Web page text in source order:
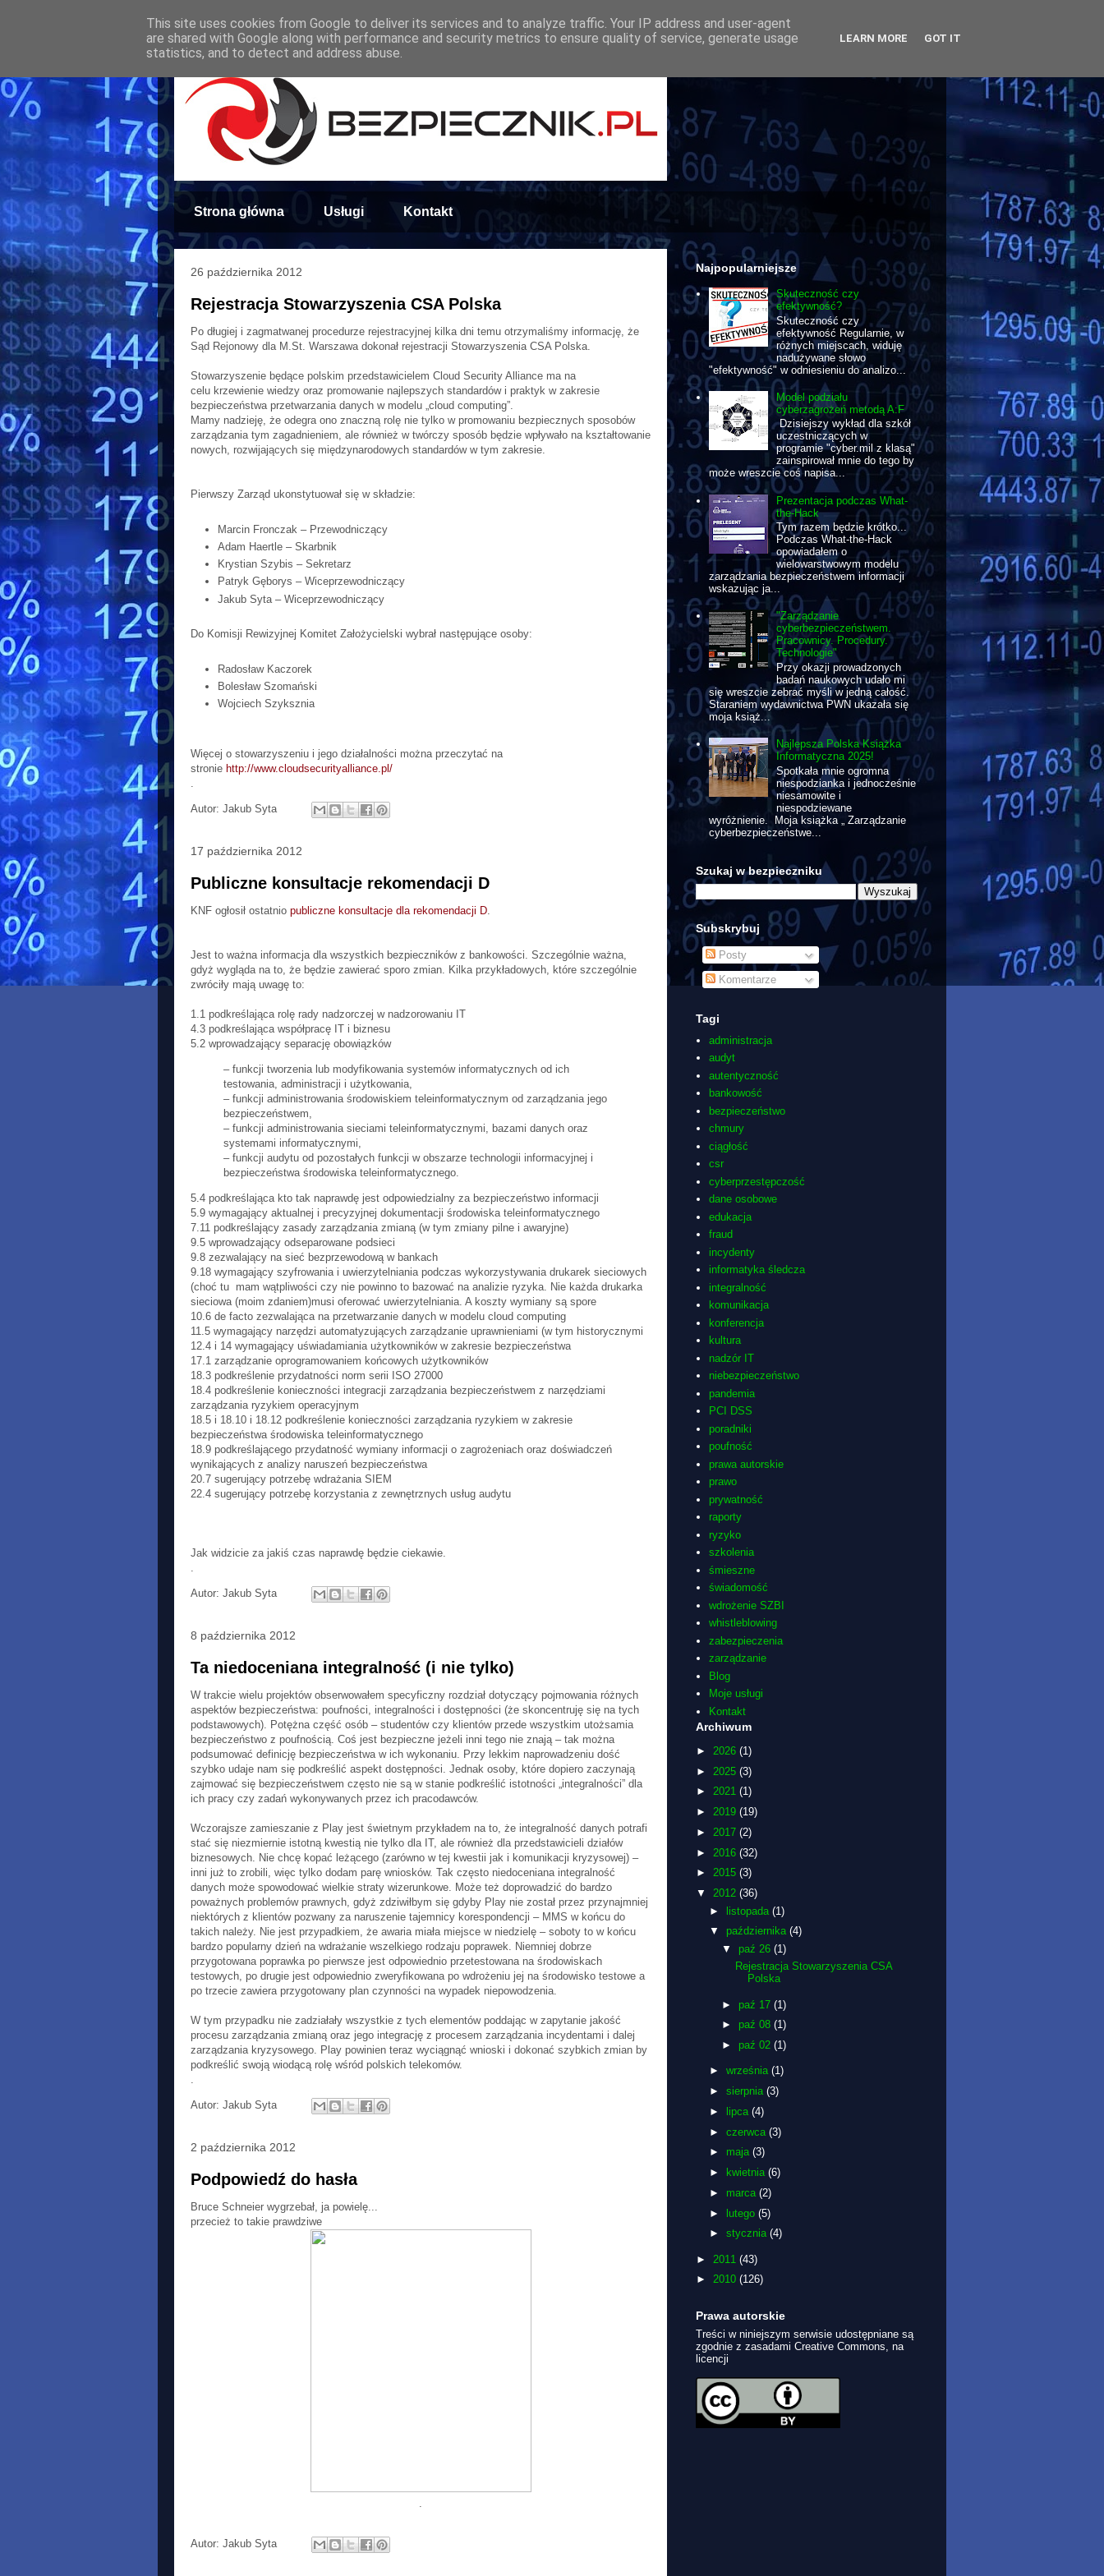
Strona główna Usługi Kontakt
26 października 2012
Rejestracja Stowarzyszenia CSA Polska
Po długiej i zagmatwanej procedurze rejestracyjnej kilka dni temu otrzymaliśmy informację, że
Sąd Rejonowy dla M.St. Warszawa dokonał rejestracji Stowarzyszenia CSA Polska.
Stowarzyszenie będące polskim przedstawicielem Cloud Security Alliance ma na
celu krzewienie wiedzy oraz promowanie najlepszych standardów i praktyk w zakresie
bezpieczeństwa przetwarzania danych w modelu „cloud computing”.
Mamy nadzieję, że odegra ono znaczną rolę nie tylko w promowaniu bezpiecznych sposobów
zarządzania tym zagadnieniem, ale również w twórczy sposób będzie wpływało na kształtowanie
nowych, rozwijających się międzynarodowych standardów w tym zakresie.
Pierwszy Zarząd ukonstytuował się w składzie:
Marcin Fronczak – Przewodniczący
Adam Haertle – Skarbnik
Krystian Szybis – Sekretarz
Patryk Gęborys – Wiceprzewodniczący
Jakub Syta – Wiceprzewodniczący
Do Komisji Rewizyjnej Komitet Założycielski wybrał następujące osoby:
Radosław Kaczorek
Bolesław Szomański
Wojciech Szyksznia
Więcej o stowarzyszeniu i jego działalności można przeczytać na
stronie http://www.cloudsecurityalliance.pl/
Autor: Jakub Syta
17 października 2012
Publiczne konsultacje rekomendacji D
KNF ogłosił ostatnio publiczne konsultacje dla rekomendacji D
Jest to ważna informacja dla wszystkich bezpieczników z bankowości. Szczególnie ważna,
gdyż wygląda na to, że będzie zawierać sporo zmian. Kilka przykładowych, które szczególnie
zwróciły mają uwagę to:
1.1 podkreślająca rolę rady nadzorczej w nadzorowaniu IT
4.3 podkreślająca współpracę IT i biznesu
5.2 wprowadzający separację obowiązków
– funkcji tworzenia lub modyfikowania systemów informatycznych od ich
testowania, administracji i użytkowania,
– funkcji administrowania środowiskiem teleinformatycznym od zarządzania jego
bezpieczeństwem,
– funkcji administrowania sieciami teleinformatycznymi, bazami danych oraz
systemami informatycznymi,
– funkcji audytu od pozostałych funkcji w obszarze technologii informacyjnej i
bezpieczeństwa środowiska teleinformatycznego.
5.4 podkreślająca kto tak naprawdę jest odpowiedzialny za bezpieczeństwo informacji
5.9 wymagający aktualnej i precyzyjnej dokumentacji środowiska teleinformatycznego
7.11 podkreślający zasady zarządzania zmianą (w tym zmiany pilne i awaryjne)
9.5 wprowadzający odseparowane podsieci
9.8 zezwalający na sieć bezprzewodową w bankach
9.18 wymagający szyfrowania i uwierzytelniania podczas wykorzystywania drukarek sieciowych
(choć tu mam wątpliwości czy nie powinno to bazować na analizie ryzyka. Nie każda drukarka
sieciowa (moim zdaniem)musi oferować uwierzytelniania. A koszty wymiany są spore
10.6 de facto zezwalająca na przetwarzanie danych w modelu cloud computing
11.5 wymagający narzędzi automatyzujących zarządzanie uprawnieniami (w tym historycznymi
12.4 i 14 wymagający uświadamiania użytkowników w zakresie bezpieczeństwa
17.1 zarządzanie oprogramowaniem końcowych użytkowników
18.3 podkreślenie przydatności norm serii ISO 27000
18.4 podkreślenie konieczności integracji zarządzania bezpieczeństwem z narzędziami
zarządzania ryzykiem operacyjnym
18.5 i 18.10 i 18.12 podkreślenie konieczności zarządzania ryzykiem w zakresie
bezpieczeństwa środowiska teleinformatycznego
18.9 podkreślającego przydatność wymiany informacji o zagrożeniach oraz doświadczeń
wynikających z analizy naruszeń bezpieczeństwa
20.7 sugerujący potrzebę wdrażania SIEM
22.4 sugerujący potrzebę korzystania z zewnętrznych usług audytu
Jak widzicie za jakiś czas naprawdę będzie ciekawie.
Autor: Jakub Syta
8 października 2012
Ta niedoceniana integralność (i nie tylko)
W trakcie wielu projektów obserwowałem specyficzny rozdział dotyczący pojmowania różnych
aspektów bezpieczeństwa: poufności, integralności i dostępności (że skoncentruję się na tych
podstawowych). Potężna część osób – studentów czy klientów przede wszystkim utożsamia
bezpieczeństwo z poufnością. Coś jest bezpieczne jeżeli inni tego nie znają – tak można
podsumować definicję bezpieczeństwa w ich wykonaniu. Przy lekkim naprowadzeniu dość
szybko udaje nam się podkreślić aspekt dostępności. Jednak osoby, które dopiero zaczynają
zajmować się bezpieczeństwem często nie są w stanie podkreślić istotności „integralności” dla
ich pracy czy zadań wykonywanych przez ich pracodawców.
Wczorajsze zamieszanie z Play jest świetnym przykładem na to, że integralność danych potrafi
stać się niezmiernie istotną kwestią nie tylko dla IT, ale również dla przedstawicieli działów
biznesowych. Nie chcę kopać leżącego (zarówno w tej kwestii jak i komunikacji kryzysowej) –
inni już to zrobili, więc tylko dodam parę wniosków. Tak często niedoceniana integralność
danych może spowodować wielkie straty wizerunkowe. Może też doprowadzić do bardzo
poważnych problemów prawnych, gdyż zdziwiłbym się gdyby Play nie został przez przynajmniej
niektórych z klientów pozwany za naruszenie tajemnicy korespondencji – MMS w końcu do
takich należy. Nie jest przypadkiem, że awaria miała miejsce w niedzielę – soboty to w końcu
bardzo popularny dzień na wdrażanie wszelkiego rodzaju poprawek. Niemniej dobrze
przygotowana poprawka po pierwsze jest odpowiednio przetestowana na środowiskach
testowych, po drugie jest odpowiednio zweryfikowana po wdrożeniu jej na środowisko testowe a
po trzecie zawiera przygotowany plan czynności na wypadek niepowodzenia.
W tym przypadku nie zadziałały wszystkie z tych elementów poddając w zapytanie jakość
procesu zarządzania zmianą oraz jego integrację z procesem zarządzania incydentami i dalej
zarządzania kryzysowego. Play powinien teraz wyciągnąć wnioski i dokonać szybkich zmian by
podkreślić swoją wiodącą rolę wśród polskich telekomów.
Autor: Jakub Syta
2 października 2012
Podpowiedź do hasła
Bruce Schneier wygrzebał, ja powielę...
przecież to takie prawdziwe
Autor: Jakub Syta
Najpopularniejsze
Skuteczność czy
efektywność?
Skuteczność czy
efektywność Regularnie, w
różnych miejscach, widuję
nadużywane słowo
"efektywność" w odniesieniu do analizo...
Model podziału
cyberzagrożeń metodą A:F
Dzisiejszy wykład dla szkół
uczestniczących w
programie "cyber.mil z klasą"
zainspirował mnie do tego by
może wreszcie coś napisa...
Prezentacja podczas What-
the-Hack
Tym razem będzie krótko...
Podczas What-the-Hack
opowiadałem o
wielowarstwowym modelu
zarządzania bezpieczeństwem informacji
wskazując ja...
"Zarządzanie
cyberbezpieczeństwem.
Pracownicy. Procedury.
Technologie"
Przy okazji prowadzonych
badań naukowych udało mi
się wreszcie zebrać myśli w jedną całość.
Staraniem wydawnictwa PWN ukazała się
moja książ...
Najlepsza Polska Książka
Informatyczna 2025!
Spotkała mnie ogromna
niespodzianka i jednocześnie
niesamowite i
niespodziewane
wyróżnienie. Moja książka „ Zarządzanie
cyberbezpieczeństwe...
Szukaj w bezpieczniku
Subskrybuj
Posty
Komentarze
Tagi
administracja
audyt
autentyczność
bankowość
bezpieczeństwo
chmury
ciągłość
csr
cyberprzestępczość
dane osobowe
edukacja
fraud
incydenty
informatyka śledcza
integralność
komunikacja
konferencja
kultura
nadzór IT
niebezpieczeństwo
pandemia
PCI DSS
poradniki
poufność
prawa autorskie
prawo
prywatność
raporty
ryzyko
szkolenia
śmieszne
świadomość
wdrożenie SZBI
whistleblowing
zabezpieczenia
zarządzanie
Blog
Moje usługi
Kontakt
Archiwum
► 2026 (1)
► 2025 (3)
► 2021 (1)
► 2019 (19)
► 2017 (2)
► 2016 (32)
► 2015 (3)
▼ 2012 (36)
► listopada (1)
▼ października (4)
▼paź 26(1)
Rejestracja Stowarzyszenia CSA
Polska
►paź 17(1)
►paź 08(1)
►paź 02(1)
► września (1)
► sierpnia (3)
►
lipca (4)
► czerwca (3)
► maja (3)
►
kwietnia (6)
► marca (2)
► lutego (5)
► stycznia (4)
► 2011 (43)
► 2010 (126)
Prawa autorskie
Treści w niniejszym serwisie udostępniane są
zgodnie z zasadami Creative Commons, na
licencji
This site uses cookies from Google to deliver its services and to analyze traffic. Your IP address and user-agent
are shared with Google along with performance and security metrics to ensure quality of service, generate usage
statistics, and to detect and address abuse.
LEARN MORE GOT IT